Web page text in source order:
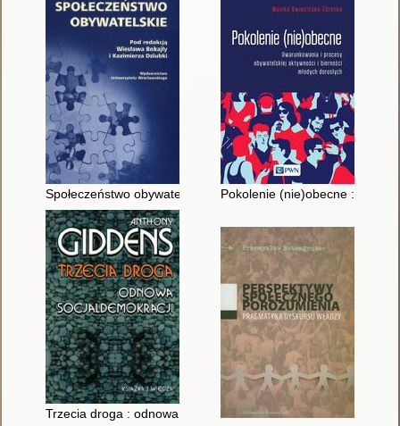
Społeczeństwo obywatelskie Pokolenie (nie)obecne :
Trzecia droga : odnowa socjaldemokracji